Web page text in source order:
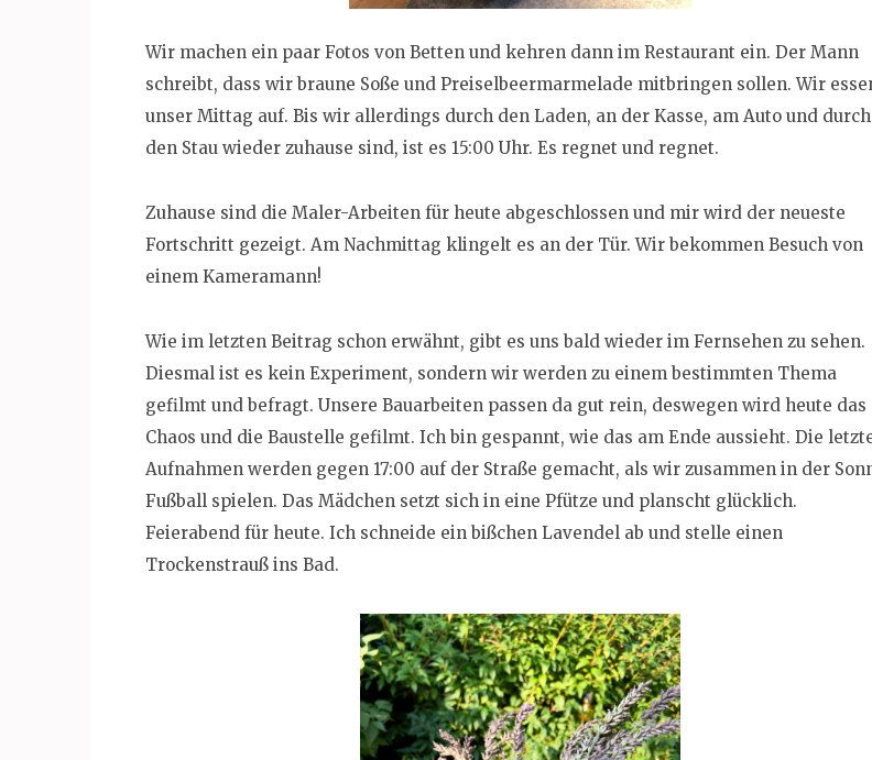
Wir machen ein paar Fotos von Betten und kehren dann im Restaurant ein. Der Mann
schreibt, dass wir braune Soße und Preiselbeermarmelade mitbringen sollen. Wir
unser Mittag auf. Bis wir allerdings durch den Laden, an der Kasse, am Auto und durch
den Stau wieder zuhause sind, ist es 15:00 Uhr. Es regnet und regnet.
Zuhause sind die Maler-Arbeiten für heute abgeschlossen und mir wird der neueste
Fortschritt gezeigt. Am Nachmittag klingelt es an der Tür. Wir bekommen Besuch von
einem Kameramann!
Wie im letzten Beitrag schon erwähnt, gibt es uns bald wieder im Fernsehen zu sehen.
Diesmal ist es kein Experiment, sondern wir werden zu einem bestimmten Thema
gefilmt und befragt. Unsere Bauarbeiten passen da gut rein, deswegen wird heute das
Chaos und die Baustelle gefilmt. Ich bin gespannt, wie das am Ende aussieht. Die
Aufnahmen werden gegen 17:00 auf der Straße gemacht, als wir zusammen in der
Fußball spielen. Das Mädchen setzt sich in eine Pfütze und planscht glücklich.
Feierabend für heute. Ich schneide ein bißchen Lavendel ab und stelle einen
Trockenstrauß ins Bad.